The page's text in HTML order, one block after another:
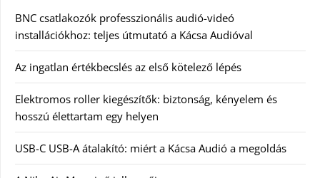
BNC csatlakozók professzionális audió-videó
installációkhoz: teljes útmutató a Kácsa Audióval
Az ingatlan értékbecslés az első kötelező lépés
Elektromos roller kiegészítők: biztonság, kényelem és
hosszú élettartam egy helyen
USB-C USB-A átalakító: miért a Kácsa Audió a megoldás